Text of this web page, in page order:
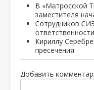
В «Матросской
заместителя
Сотрудников
Кириллу
пресечения
Добавить